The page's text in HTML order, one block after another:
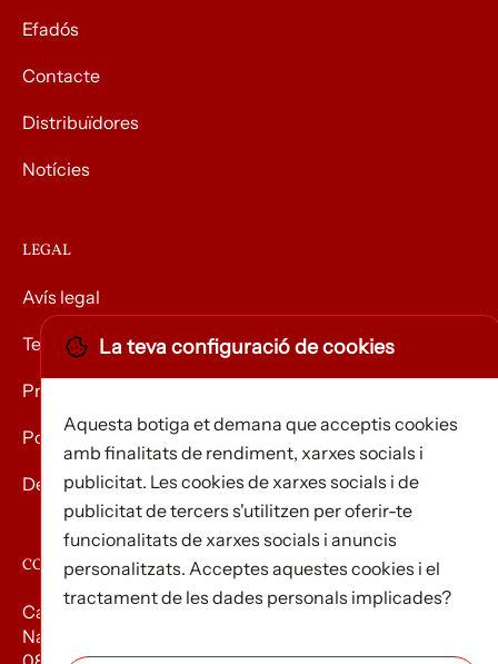
Efadós
Contacte
Distribuïdores
Notícies
LEGAL
Avís legal
Termes i condicions
Privacitat
Política de Cookies
Devolució de mercaderies
CONTACTE
Carrer d’Edison, 3
Nau A. Polígon industrial Les Torrenteres
La teva configuració de cookies
Aquesta botiga et demana que acceptis cookies
amb finalitats de rendiment, xarxes socials i
publicitat. Les cookies de xarxes socials i de
publicitat de tercers s'utilitzen per oferir-te
funcionalitats de xarxes socials i anuncis
personalitzats. Acceptes aquestes cookies i el
tractament de les dades personals implicades?